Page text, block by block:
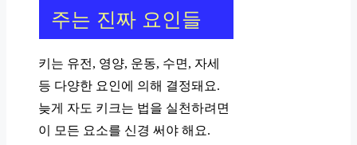
주는 진짜 요인들
키는 유전, 영양, 운동, 수면, 자세
등 다양한 요인에 의해 결정돼요.
늦게 자도 키크는 법을 실천하려면
이 모든 요소를 신경 써야 해요.